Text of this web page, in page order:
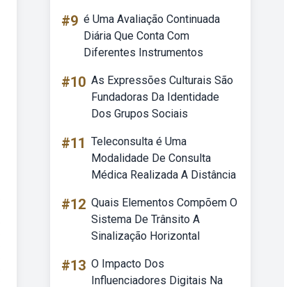
#9 é Uma Avaliação Continuada
Diária Que Conta Com
Diferentes Instrumentos
#10 As Expressões Culturais São
Fundadoras Da Identidade
Dos Grupos Sociais
#11 Teleconsulta é Uma
Modalidade De Consulta
Médica Realizada A Distância
#12 Quais Elementos Compõem O
Sistema De Trânsito A
Sinalização Horizontal
#13 O Impacto Dos
Influenciadores Digitais Na